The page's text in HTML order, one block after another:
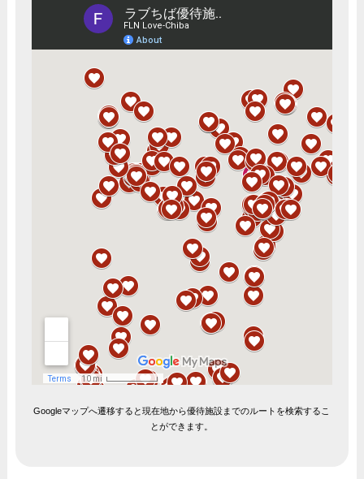
Googleマップへ遷移すると現在地から優待施設までのルートを検索するこ
とができます。